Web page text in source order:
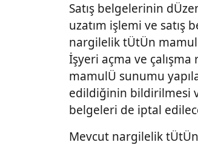
Satış belgelerinin
uzatım işlemi ve satış
nargilelik tÜtÜn
İşyeri açma ve
mamulÜ sunumu
edildiğinin bildirilmesi
belgeleri de iptal
Mevcut nargilelik